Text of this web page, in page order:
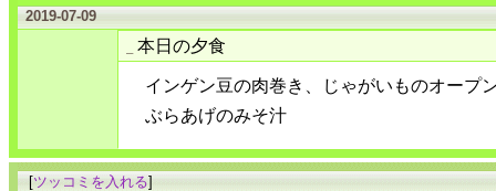
2019-07-09
本日の夕食
インゲン豆の肉巻き、じゃがいものオープ
ぶらあげのみそ汁
[ツッコミを入れる]